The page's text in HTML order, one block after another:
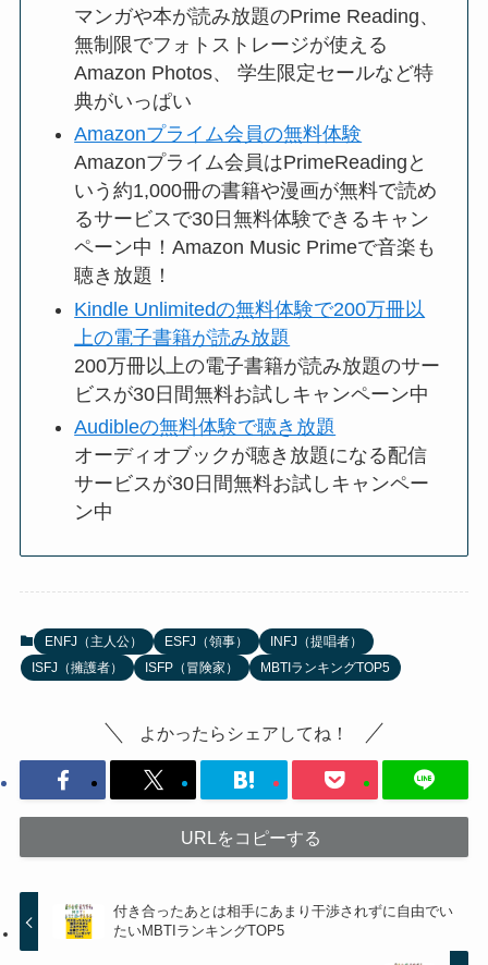
マンガや本が読み放題のPrime Reading、
無制限でフォトストレージが使える
Amazon Photos、 学生限定セールなど特
典がいっぱい
Amazonプライム会員の無料体験
Amazonプライム会員はPrimeReadingと
いう約1,000冊の書籍や漫画が無料で読め
るサービスで30日無料体験できるキャン
ペーン中！Amazon Music Primeで音楽も
聴き放題！
Kindle Unlimitedの無料体験で200万冊以
上の電子書籍が読み放題
200万冊以上の電子書籍が読み放題のサー
ビスが30日間無料お試しキャンペーン中
Audibleの無料体験で聴き放題
オーディオブックが聴き放題になる配信
サービスが30日間無料お試しキャンペー
ン中
ENFJ（主人公） ESFJ（領事）
INFJ（提唱者）
ISFJ（擁護者）
ISFP（冒険家） MBTIランキングTOP5
よかったらシェアしてね！
URLをコピーする
付き合ったあとは相手にあまり干渉されずに自由でい
たいMBTIランキングTOP5